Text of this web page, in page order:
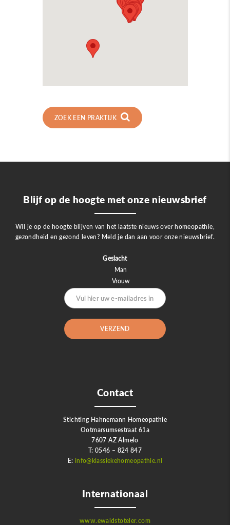
ZOEK EEN PRAKTIJK
Contact
Stichting Hahnemann Homeopathie
Ootmarsumsestraat 61a
7607 AZ Almelo
T: 0546 – 824 847
E: info@klassiekehomeopathie.nl
Internationaal
www.ewaldstoteler.com
Blijf op de hoogte met onze nieuwsbrief
Wil je op de hoogte blijven van het laatste nieuws over homeopathie,
gezondheid en gezond leven? Meld je dan aan voor onze nieuwsbrief.
Geslacht
Man
Vrouw